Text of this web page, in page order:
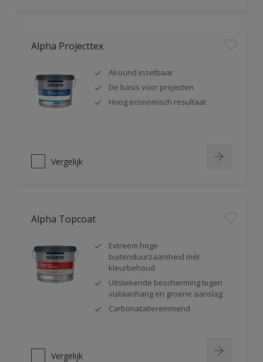
Alpha Projecttex
Alround inzetbaar
De basis voor projecten
Hoog economisch resultaat
Vergelijk
Alpha Topcoat
Extreem hoge
buitenduurzaamheid mét
kleurbehoud
Uitstekende bescherming tegen
vuilaanhang en groene aanslag
Carbonatatieremmend
Vergelijk